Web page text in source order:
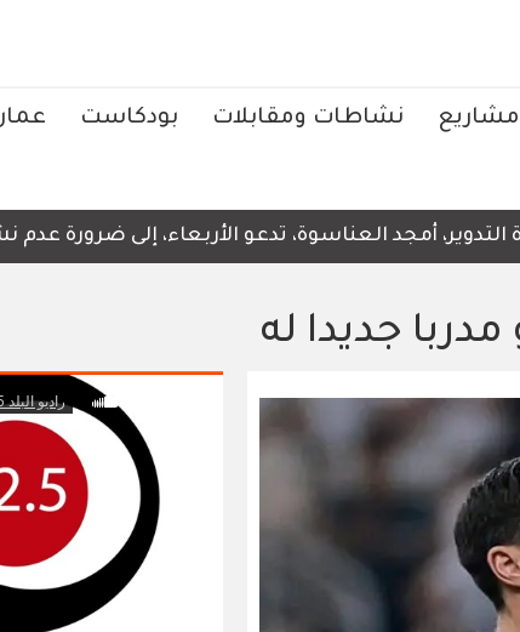
مشاريع نشاطات ومقابلات بودكاست
أمجد العناسوة، تدعو الأربعاء، إلى ضرورة عدم
جديدا له